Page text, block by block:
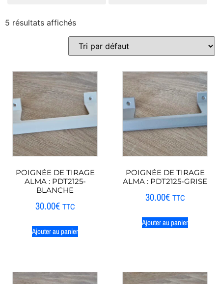
5 résultats affichés
POIGNÉE DE TIRAGE
ALMA : PDT2125-
BLANCHE
30.00€ TTC
Ajouter au panier
POIGNÉE DE TIRAGE
ALMA : PDT2125-GRISE
30.00€ TTC
Ajouter au panier